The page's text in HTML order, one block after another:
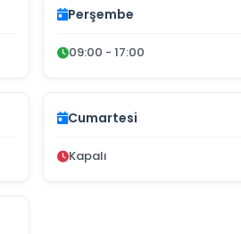
Perşembe
09:00 - 17:00
Cumartesi
Kapalı